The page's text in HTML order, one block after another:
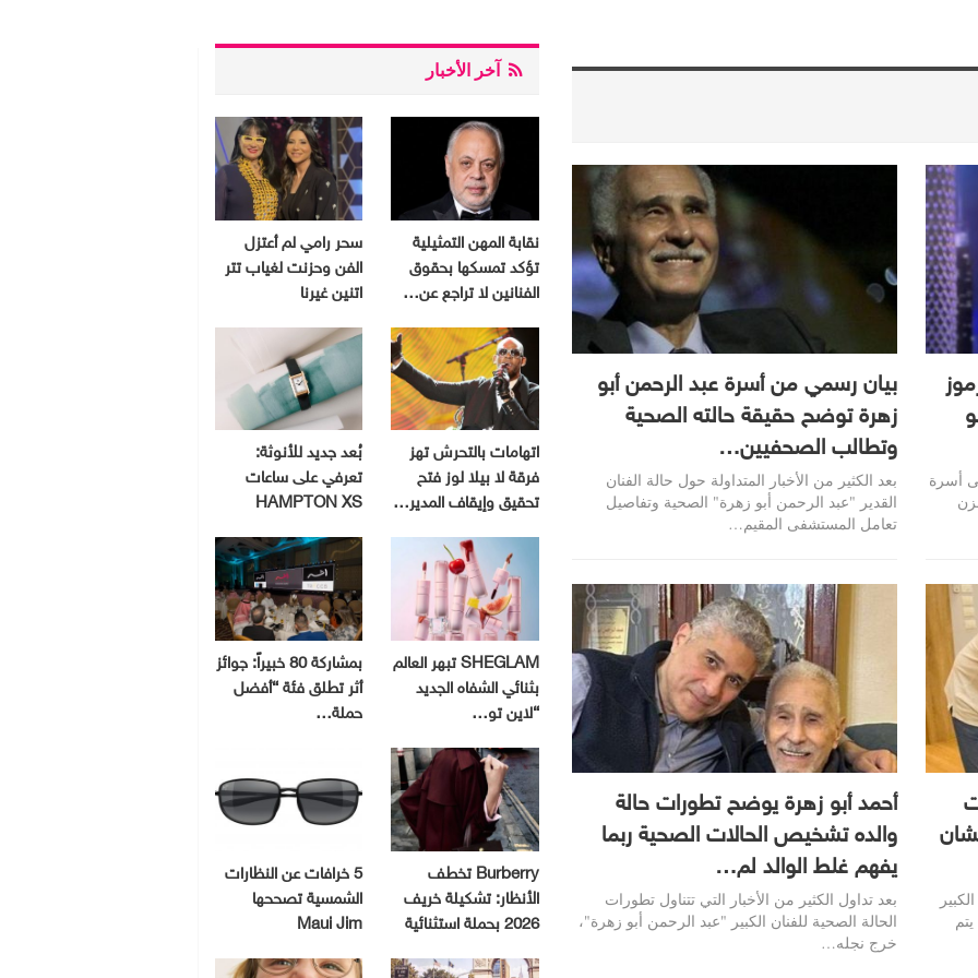
أسرة
بيان رسمي من أسرة عبد الرحمن أبو
زهرة توضح حقيقة حالته الصحية
وتطالب الصحفيين…
بعد الكثير من الأخبار المتداولة حول حالة الفنان
القدير "عبد الرحمن أبو زهرة" الصحية وتفاصيل
تعامل المستشفى المقيم…
أحمد أبو زهرة يوضح تطورات حالة
والده تشخيص الحالات الصحية ربما
يفهم غلط الوالد لم…
بعد تداول الكثير من الأخبار التي تتناول تطورات
الحالة الصحية للفنان الكبير "عبد الرحمن أبو زهرة"،
خرج نجله…
آخر الأخبار
نقابة المهن التمثيلية
تؤكد تمسكها بحقوق
الفنانين لا تراجع عن…
سحر رامي لم أعتزل
الفن وحزنت لغياب تتر
اتنين غيرنا
اتهامات بالتحرش تهز
فرقة لا بيلا لوز فتح
تحقيق وإيقاف المدير…
بُعد جديد للأنوثة:
تعرفي على ساعات
HAMPTON XS
SHEGLAM تبهر العالم
بثنائي الشفاه الجديد
“لاين تو…
بمشاركة 80 خبيراً: جوائز
أثر تطلق فئة “أفضل
حملة…
Burberry تخطف
الأنظار: تشكيلة خريف
2026 بحملة استثنائية
5 خرافات عن النظارات
الشمسية تصححها
Maui Jim